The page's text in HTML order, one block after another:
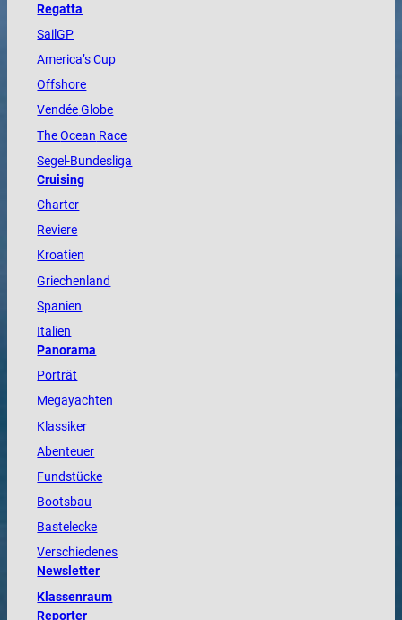
Regatta
SailGP
America’s Cup
Offshore
VendéeGlobe
TheOcean Race
Segel-Bundesliga
Cruising
Charter
Reviere
Kroatien
Griechenland
Spanien
Italien
Panorama
Porträt
Megayachten
Klassiker
Abenteuer
Fundstücke
Bootsbau
Bastelecke
Verschiedenes
Newsletter
Klassenraum
Reporter